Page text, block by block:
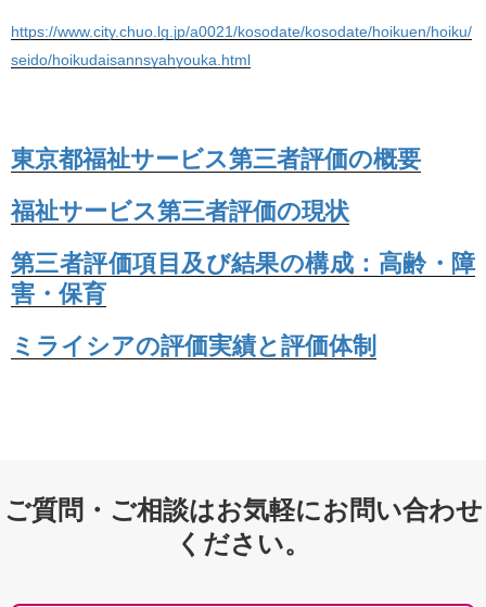
https://www.city.chuo.lg.jp/a0021/kosodate/kosodate/hoikuen/hoiku/
seido/hoikudaisannsyahyouka.html
東京都福祉サービス第三者評価の概要
福祉サービス第三者評価の現状
第三者評価項目及び結果の構成：高齢・障
害・保育
ミライシアの評価実績と評価体制
ご質問・ご相談はお気軽にお問い合わせ
ください。